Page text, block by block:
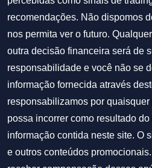
recomendações. Não dispomos
nos permita ver o futuro.
outra decisão financeira será de
responsabilidade e você não se
informação fornecida através
responsabilizamos por
possa incorrer como resultado
informação contida neste site. O
e outros conteúdos